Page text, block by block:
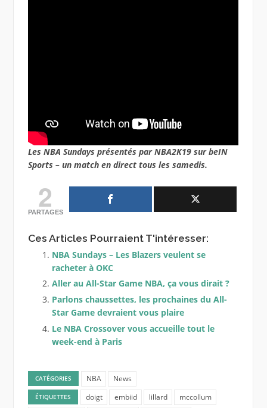
Les NBA Sundays présentés par NBA2K19 sur beIN
Sports – un match en direct tous les samedis.
2
PARTAGES
Ces Articles Pourraient T'intéresser:
NBA Sundays – Les Blazers veulent se
racheter à OKC
Aller au All-Star Game NBA, ça vous dirait ?
Parlons chaussettes, les prochaines du All-
Star Game devraient vous plaire
Le NBA Crossover vous accueille tout le
week-end à Paris
CATÉGORIES NBA News
ÉTIQUETTES doigt embiid lillard
mccollum